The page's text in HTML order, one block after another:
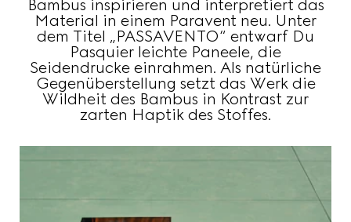
Bambus inspirieren und interpretiert das
Material in einem Paravent neu. Unter
dem Titel „PASSAVENTO“ entwarf Du
Pasquier leichte Paneele, die
Seidendrucke einrahmen. Als natürliche
Gegenüberstellung setzt das Werk die
Wildheit des Bambus in Kontrast zur
zarten Haptik des Stoffes.